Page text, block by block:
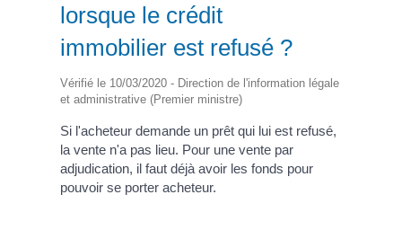
lorsque le crédit
immobilier est refusé ?
Vérifié le 10/03/2020 - Direction de l'information légale
et administrative (Premier ministre)
Si l'acheteur demande un prêt qui lui est refusé,
la vente n'a pas lieu. Pour une vente par
adjudication, il faut déjà avoir les fonds pour
pouvoir se porter acheteur.